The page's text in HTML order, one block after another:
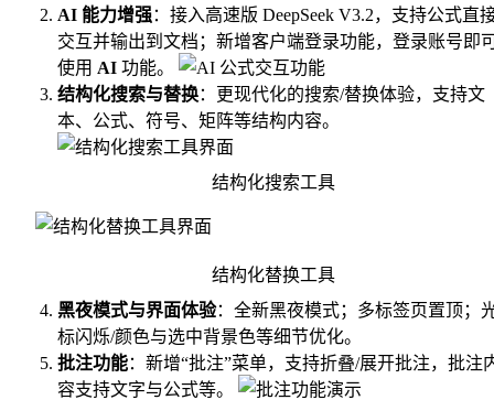
AI 能力增强：接入高速版 DeepSeek V3.2，支持公式直
交互并输出到文档；新增客户端登录功能，登录账号即
使用 AI 功能。
结构化搜索与替换：更现代化的搜索/替换体验，支持文
本、公式、符号、矩阵等结构内容。
结构化搜索工具
结构化替换工具
黑夜模式与界面体验：全新黑夜模式；多标签页置顶；
标闪烁/颜色与选中背景色等细节优化。
批注功能：新增“批注”菜单，支持折叠/展开批注，批注
容支持文字与公式等。